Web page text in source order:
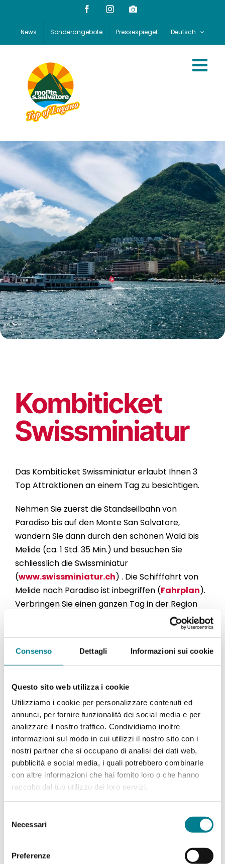
Consenso Dettagli Informazioni sui cookie
Questo sito web utilizza i cookie
Utilizziamo i cookie per personalizzare contenuti ed
annunci, per fornire funzionalità dei social media e per
analizzare il nostro traffico. Condividiamo inoltre
informazioni sul modo in cui utilizzi il nostro sito con i
nostri partner che si occupano di analisi dei dati web,
pubblicità e social media, i quali potrebbero combinarle
con altre informazioni che hai fornito loro o che hanno
raccolto dal tuo utilizzo dei loro servizi.
delNecessari
Preferenze
content
FacebookInstagramWebcam
News Sonderangebote Pressespiegel Deutsch
Kombiticket
Swissminiatur
Das Kombiticket Swissminiatur erlaubt Ihnen 3
Top Attraktionen an einem Tag zu besichtigen.
Nehmen Sie zuerst die Standseilbahn von
Paradiso bis auf den Monte San Salvatore,
wandern Sie dann durch den schönen Wald bis
Melide (ca. 1 Std. 35 Min.) und besuchen Sie
schliesslich die Swissminiatur
(www.swissminiatur.ch) . Die Schifffahrt von
Melide nach Paradiso ist inbegriffen (Fahrplan).
Verbringen Sie einen ganzen Tag in der Region
Erwachsene Fr. 54.- / Kinder 6-16 Jahre Fr. 27.-
Gruppenpreis ab 10 Personen: Fr. 42.- pro Person
Ticketkauf am Schalter der San Salvatore Bahn
in Paradiso.
Das Angebot gilt vom 29. März 2026 bis am 18.
Oktober 2026 und kann nicht mit anderen
Vergünstigungen kombiniert werden.